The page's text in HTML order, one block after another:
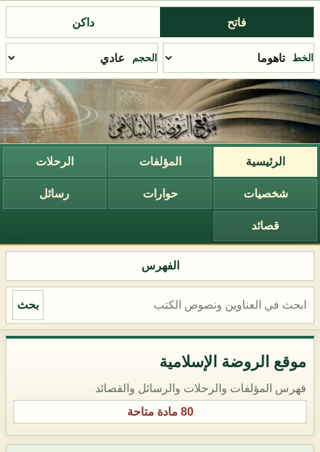
فاتح داكن
الخط الحجم
الرئيسية المؤلفات الرحلات
شخصيات حوارات رسائل
قصائد
الفهرس
بحث
موقع الروضة الإسلامية
فهرس المؤلفات والرحلات والرسائل والقصائد
80 مادة متاحة